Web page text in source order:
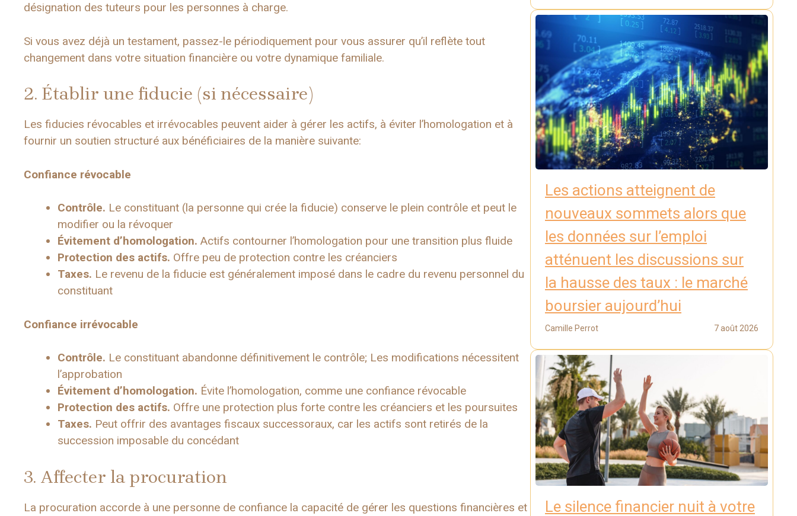
désignation des tuteurs pour les personnes à charge.
Si vous avez déjà un testament, passez-le périodiquement pour vous assurer qu’il reflète tout
changement dans votre situation financière ou votre dynamique familiale.
2. Établir une fiducie (si nécessaire)
Les fiducies révocables et irrévocables peuvent aider à gérer les actifs, à éviter l’homologation et à
fournir un soutien structuré aux bénéficiaires de la manière suivante:
Confiance révocable
Contrôle. Le constituant (la personne qui crée la fiducie) conserve le plein contrôle et peut le
modifier ou la révoquer
Évitement d’homologation. Actifs contourner l’homologation pour une transition plus fluide
Protection des actifs. Offre peu de protection contre les créanciers
Taxes. Le revenu de la fiducie est généralement imposé dans le cadre du revenu personnel du
constituant
Confiance irrévocable
Contrôle. Le constituant abandonne définitivement le contrôle; Les modifications nécessitent
l’approbation
Évitement d’homologation. Évite l’homologation, comme une confiance révocable
Protection des actifs. Offre une protection plus forte contre les créanciers et les poursuites
Taxes. Peut offrir des avantages fiscaux successoraux, car les actifs sont retirés de la
succession imposable du concédant
3. Affecter la procuration
La procuration accorde à une personne de confiance la capacité de gérer les questions financières et
Les actions atteignent de
nouveaux sommets alors que
les données sur l’emploi
atténuent les discussions sur
la hausse des taux : le marché
boursier aujourd’hui
Camille Perrot 7 août 2026
Le silence financier nuit à votre